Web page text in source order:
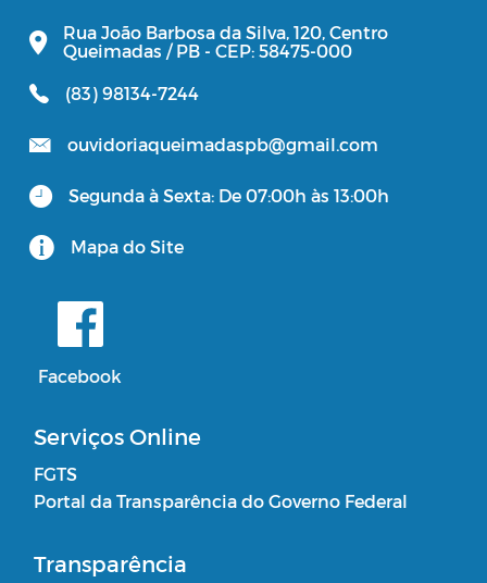
Rua João Barbosa da Silva, 120, Centro
Queimadas / PB - CEP: 58475-000
(83) 98134-7244
ouvidoriaqueimadaspb@gmail.com
Segunda à Sexta: De 07:00h às 13:00h
Mapa do Site
Facebook
Serviços Online
FGTS
Portal da Transparência do Governo Federal
Transparência